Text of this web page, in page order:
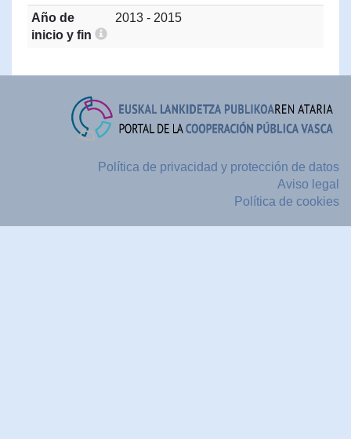
Año de
inicio y fin
2013 - 2015
Política de privacidad y protección de datos
Aviso legal
Política de cookies